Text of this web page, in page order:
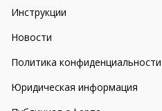
Инструкции
Новости
Политика конфиденциальности
Юридическая информация